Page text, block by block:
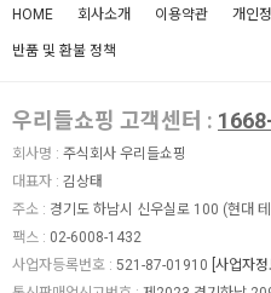
HOME 회사소개 이용약관 개인
반품 및 환불 정책
우리들쇼핑 고객센터 :
회사명 : 주식회사 우리들쇼핑
대표자 : 김상태
주소 : 경기도 하남시 신우실로 100 (현대
팩스 : 02-6008-1432
사업자등록번호 : 521-87-01910 [사업자정